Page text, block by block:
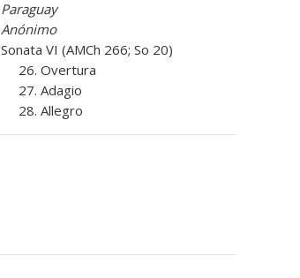
Paraguay
Anónimo
Sonata VI (AMCh 266; So 20)
26. Overtura
27. Adagio
28. Allegro